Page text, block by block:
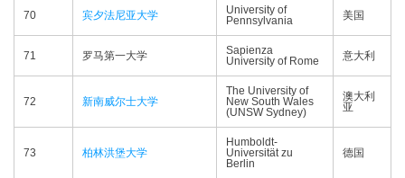
70 宾夕法尼亚大学
University of
Pennsylvania
美国
71 罗马第一大学
Sapienza
University of Rome
意大利
72 新南威尔士大学
The University of
New South Wales
(UNSW Sydney)
澳大利
亚
73 柏林洪堡大学
Humboldt-
Universität zu
Berlin
德国